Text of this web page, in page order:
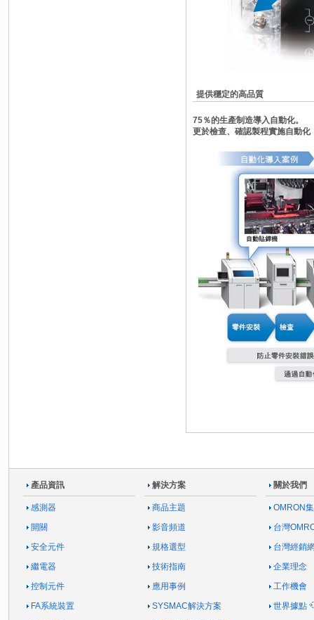
提供穩定的高品質
75％的生產制造導入自動化。
更於檢查、確認製程實施自動化
產品資訊
感測器
開關
安全元件
繼電器
控制元件
FA系統裝置
解決方案
商品主題
影音頻道
規格選型
技術指南
應用事例
SYSMAC解決方案
關於我們
OMRON
台灣
台灣經銷
企業理念
工作機會
世界據點